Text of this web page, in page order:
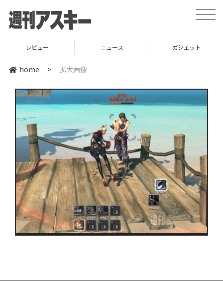
toggle
レビュー ニュース ガジェット
home > 拡大画像